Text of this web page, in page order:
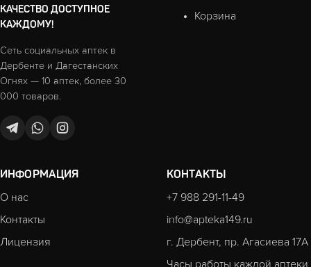
КАЧЕСТВО ДОСТУПНОЕ
КАЖДОМУ!
Сеть социальных аптек в
Дербенте и Дагестанских
Огнях — 10 аптек, более 30
000 товаров.
Корзина
ИНФОРМАЦИЯ
О нас
Контакты
Лицензия
КОНТАКТЫ
+7 988 291-11-49
info@apteka149.ru
г. Дербент, пр. Агасиева 17А
Часы работы каждой аптеки